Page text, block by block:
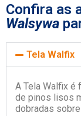
Confira as
Walsywa
Tela Walfix
A Tela Walfix é
de pinos lisos
dobradas